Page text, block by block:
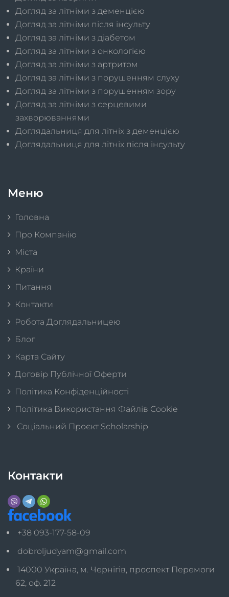
Догляд за літніми з деменцією
Догляд за літніми після інсульту
Догляд за літніми з діабетом
Догляд за літніми з онкологією
Догляд за літніми з артритом
Догляд за літніми з порушенням слуху
Догляд за літніми з порушенням зору
Догляд за літніми з серцевими
захворюваннями
Доглядальниця для літніх з деменцією
Доглядальниця для літніх після інсульту
Меню
Головна
Про Компанію
Міста
Країни
Питання
Контакти
Робота Доглядальницею
Блог
Карта Сайту
Договір Публічної Оферти
Політика Конфіденційності
Політика Використання Файлів Cookie
Соціальний Проєкт Scholarship
Контакти
+38 093-177-58-09
dobroljudyam@gmail.com
14000 Україна, м. Чернігів, проспект Перемоги
62, оф. 212